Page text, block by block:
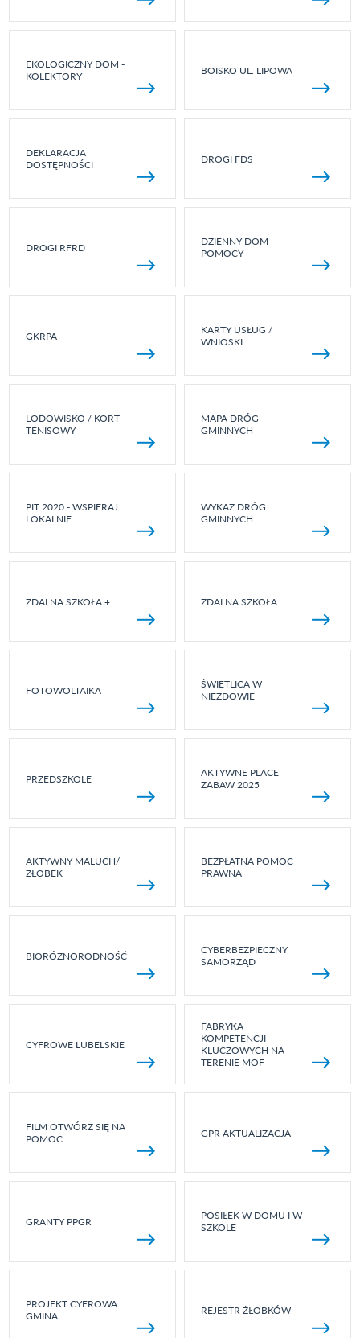
EKOLOGICZNY DOM -
KOLEKTORY
BOISKO UL. LIPOWA
DEKLARACJA
DOSTĘPNOŚCI
DROGI FDS
DROGI RFRD
DZIENNY DOM
POMOCY
GKRPA
KARTY USŁUG /
WNIOSKI
LODOWISKO / KORT
TENISOWY
MAPA DRÓG
GMINNYCH
PIT 2020 - WSPIERAJ
LOKALNIE
WYKAZ DRÓG
GMINNYCH
ZDALNA SZKOŁA + ZDALNA SZKOŁA
FOTOWOLTAIKA
ŚWIETLICA W
NIEZDOWIE
PRZEDSZKOLE
AKTYWNE PLACE
ZABAW 2025
AKTYWNY MALUCH/
ŻŁOBEK
BEZPŁATNA POMOC
PRAWNA
BIORÓŻNORODNOŚĆ
CYBERBEZPIECZNY
SAMORZĄD
CYFROWE LUBELSKIE
FABRYKA
KOMPETENCJI
KLUCZOWYCH NA
TERENIE MOF
FILM OTWÓRZ SIĘ NA
POMOC
GPR AKTUALIZACJA
GRANTY PPGR
POSIŁEK W DOMU I W
SZKOLE
PROJEKT CYFROWA
GMINA
REJESTR ŻŁOBKÓW